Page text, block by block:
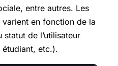
entre autres. Les
en fonction de la
statut de l’utilisateur
etc.).